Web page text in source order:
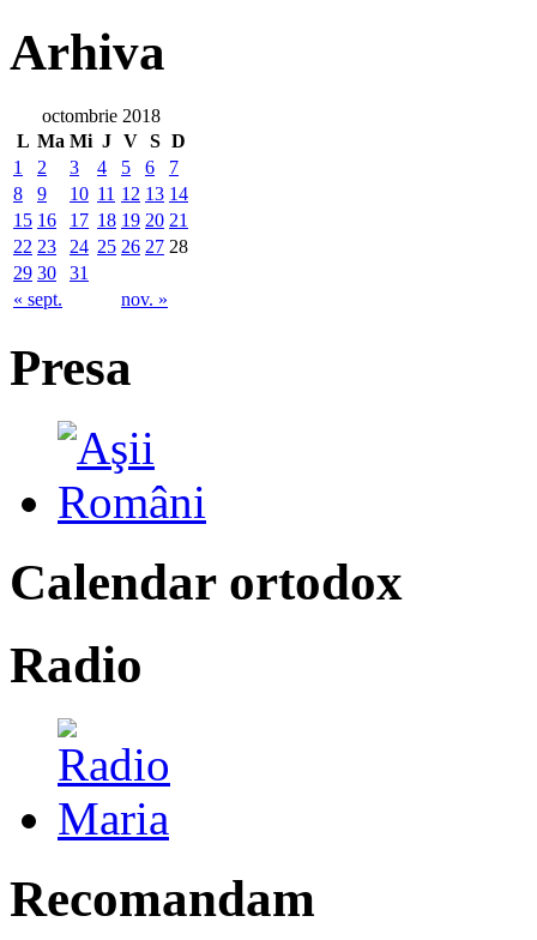
Arhiva
octombrie 2018
L Ma Mi J V S D
« sept. nov. »
1 2 3 4 5 6
7
8
9 10 11 12 13 14
15 16 17 18 19 20 21
22 23 24 25 26 27 28
29 30 31
Presa
Calendar ortodox
Radio
Recomandam